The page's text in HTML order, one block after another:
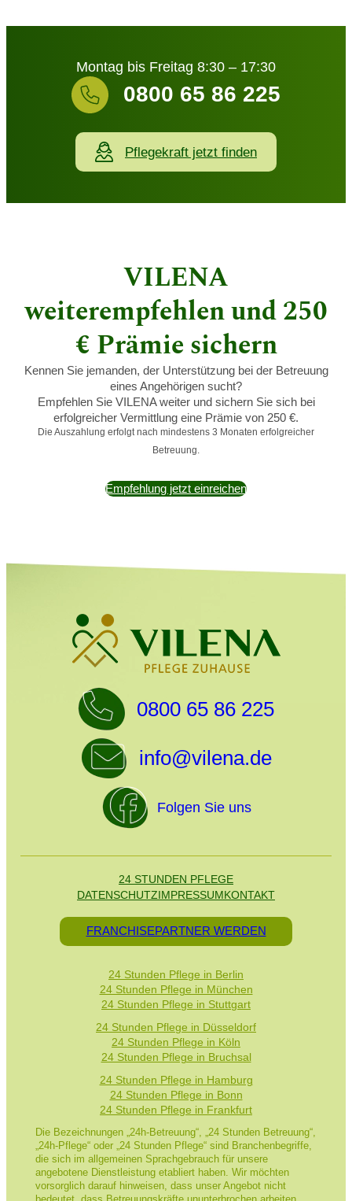
Montag bis Freitag 8:30 – 17:30
0800 65 86 225
Pflegekraft jetzt finden
VILENA
weiterempfehlen und 250
€ Prämie sichern
Kennen Sie jemanden, der Unterstützung bei der Betreuung
eines Angehörigen sucht?
Empfehlen Sie VILENA weiter und sichern Sie sich bei
erfolgreicher Vermittlung eine Prämie von 250 €.
Die Auszahlung erfolgt nach mindestens 3 Monaten erfolgreicher
Betreuung.
Empfehlung jetzt einreichen
0800 65 86 225
info@vilena.de
Folgen Sie uns
24 STUNDEN PFLEGE
DATENSCHUTZIMPRESSUMKONTAKT
FRANCHISEPARTNER WERDEN
24 Stunden Pflege in Berlin
24 Stunden Pflege in München
24 Stunden Pflege in Stuttgart
24 Stunden Pflege in Düsseldorf
24 Stunden Pflege in Köln
24 Stunden Pflege in Bruchsal
24 Stunden Pflege in Hamburg
24 Stunden Pflege in Bonn
24 Stunden Pflege in Frankfurt
Die Bezeichnungen „24h-Betreuung“, „24 Stunden Betreuung“,
„24h-Pflege“ oder „24 Stunden Pflege“ sind Branchenbegriffe,
die sich im allgemeinen Sprachgebrauch für unsere
angebotene Dienstleistung etabliert haben. Wir möchten
vorsorglich darauf hinweisen, dass unser Angebot nicht